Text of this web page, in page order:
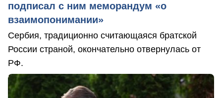
подписал с ним меморандум «о
взаимопонимании»
Сербия, традиционно считающаяся братской
России страной, окончательно отвернулась от
РФ.